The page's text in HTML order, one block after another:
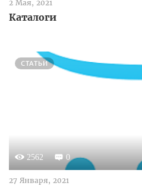
2 Мая, 2021
Каталоги
СТАТЬИ
2562 0
27 Января, 2021